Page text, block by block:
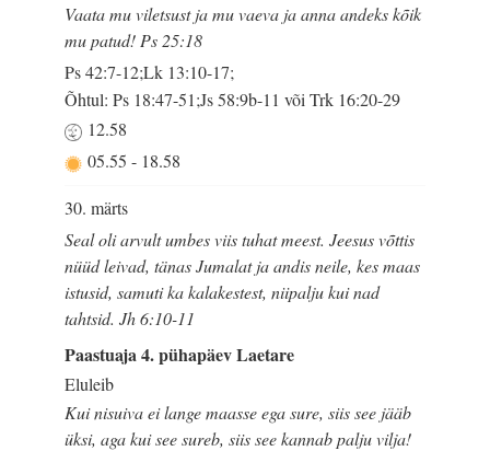
Vaata mu viletsust ja mu vaeva ja anna andeks kõik
mu patud! Ps 25:18
Ps 42:7-12;Lk 13:10-17;
Õhtul: Ps 18:47-51;Js 58:9b-11 või Trk 16:20-29
12.58
05.55- 18.58
30. märts
Seal oli arvult umbes viis tuhat meest. Jeesus võttis
nüüd leivad, tänas Jumalat ja andis neile, kes maas
istusid, samuti ka kalakestest, niipalju kui nad
tahtsid. Jh 6:10-11
Paastuaja 4. pühapäev Laetare
Eluleib
Kui nisuiva ei lange maasse ega sure, siis see jääb
üksi, aga kui see sureb, siis see kannab palju vilja!